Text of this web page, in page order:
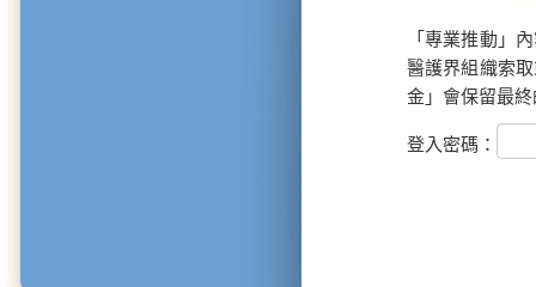
「專業推動」
醫護界組織索
金」會保留最
登入密碼：